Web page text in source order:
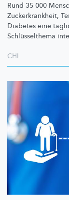
Rund 35 000
Zuckerkrankheit,
Diabetes eine
Schlüsselthema
CHL